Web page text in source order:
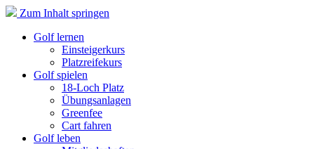
Zum Inhalt springen
Golf lernen
Einsteigerkurs
Platzreifekurs
Golf spielen
18-Loch Platz
Übungsanlagen
Greenfee
Cart fahren
Golf leben